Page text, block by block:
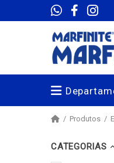
Produtos
CATEGORIAS